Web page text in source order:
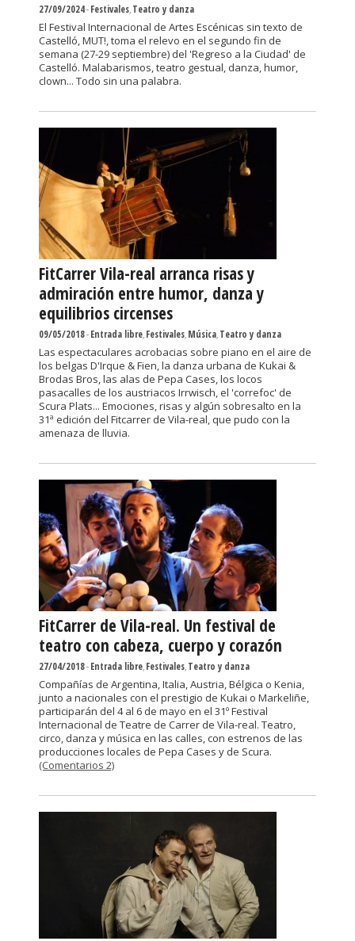
27/09/2024-Festivales,Teatro y danza
El Festival Internacional de Artes Escénicas sin texto de
Castelló, MUT!, toma el relevo en el segundo fin de
semana (27-29 septiembre) del 'Regreso a la Ciudad' de
Castelló. Malabarismos, teatro gestual, danza, humor,
clown... Todo sin una palabra.
FitCarrer Vila-real arranca risas y
admiración entre humor, danza y
equilibrios circenses
09/05/2018-Entrada libre,Festivales,Música,Teatro y danza
Las espectaculares acrobacias sobre piano en el aire de
los belgas D'Irque & Fien, la danza urbana de Kukai &
Brodas Bros, las alas de Pepa Cases, los locos
pasacalles de los austriacos Irrwisch, el 'correfoc' de
Scura Plats... Emociones, risas y algún sobresalto en la
31ª edición del Fitcarrer de Vila-real, que pudo con la
amenaza de lluvia.
FitCarrer de Vila-real. Un festival de
teatro con cabeza, cuerpo y corazón
27/04/2018-Entrada libre,Festivales,Teatro y danza
Compañías de Argentina, Italia, Austria, Bélgica o Kenia,
junto a nacionales con el prestigio de Kukai o Markeliñe,
participarán del 4 al 6 de mayo en el 31º Festival
Internacional de Teatre de Carrer de Vila-real. Teatro,
circo, danza y música en las calles, con estrenos de las
producciones locales de Pepa Cases y de Scura.
(Comentarios 2)